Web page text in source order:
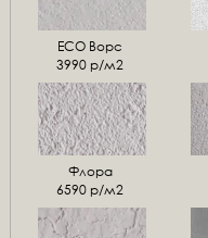
ЕСО Ворс
3990 р/м2
Флора
6590 р/м2